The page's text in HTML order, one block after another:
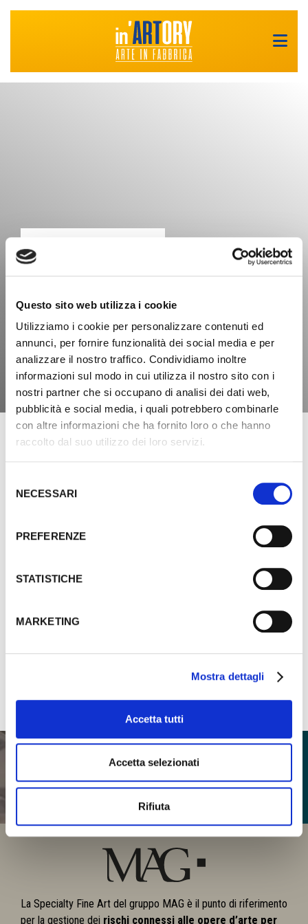
Questo sito web utilizza i cookie
Utilizziamo i cookie per personalizzare contenuti ed
annunci, per fornire funzionalità dei social media e per
analizzare il nostro traffico. Condividiamo inoltre
informazioni sul modo in cui utilizza il nostro sito con i
nostri partner che si occupano di analisi dei dati web,
pubblicità e social media, i quali potrebbero combinarle
con altre informazioni che ha fornito loro o che hanno
raccolto dal suo utilizzo dei loro servizi.
delNECESSARI
PREFERENZE
STATISTICHE
MARKETING
Mostra dettagli
Accetta tutti
Accetta selezionati
Rifiuta
MASSIMO
COLLEONI
Rimani aggiornato
in'ARTORY in partnership con
La Specialty Fine Art del gruppo MAG è il punto di riferimento
per la gestione dei rischi connessi alle opere d’arte per